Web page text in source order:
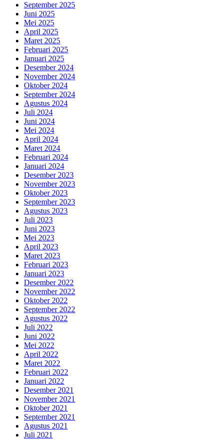
September 2025
Juni 2025
Mei 2025
April 2025
Maret 2025
Februari 2025
Januari 2025
Desember 2024
November 2024
Oktober 2024
September 2024
Agustus 2024
Juli 2024
Juni 2024
Mei 2024
April 2024
Maret 2024
Februari 2024
Januari 2024
Desember 2023
November 2023
Oktober 2023
September 2023
Agustus 2023
Juli 2023
Juni 2023
Mei 2023
April 2023
Maret 2023
Februari 2023
Januari 2023
Desember 2022
November 2022
Oktober 2022
September 2022
Agustus 2022
Juli 2022
Juni 2022
Mei 2022
April 2022
Maret 2022
Februari 2022
Januari 2022
Desember 2021
November 2021
Oktober 2021
September 2021
Agustus 2021
Juli 2021